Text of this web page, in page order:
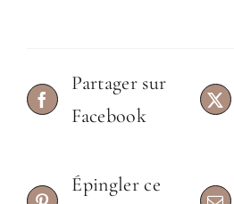
Partager sur
Facebook
Épingler ce